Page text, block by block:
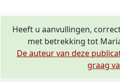
Heeft u aanvullingen,
met betrekking tot
De auteur van deze
graag